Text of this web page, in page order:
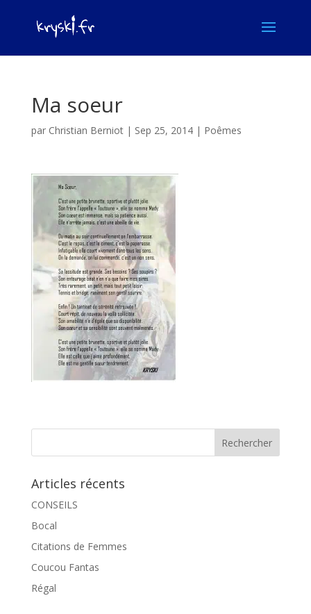
Ma soeur
par Christian Berniot| Sep 25, 2014| Poêmes
Articles récents
CONSEILS
Bocal
Citations de Femmes
Coucou Fantas
Régal